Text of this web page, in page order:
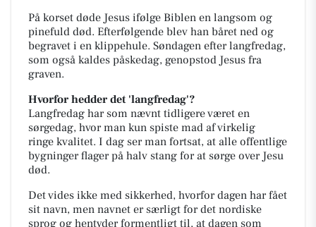
På korset døde Jesus ifølge Biblen en langsom og
pinefuld død. Efterfølgende blev han båret ned og
begravet i en klippehule. Søndagen efter langfredag,
som også kaldes påskedag, genopstod Jesus fra
graven.
Hvorfor hedder det 'langfredag'?
Langfredag har som nævnt tidligere været en
sørgedag, hvor man kun spiste mad af virkelig
ringe kvalitet. I dag ser man fortsat, at alle offentlige
bygninger flager på halv stang for at sørge over Jesu
død.
Det vides ikke med sikkerhed, hvorfor dagen har fået
sit navn, men navnet er særligt for det nordiske
sprog og hentyder formentligt til, at dagen som